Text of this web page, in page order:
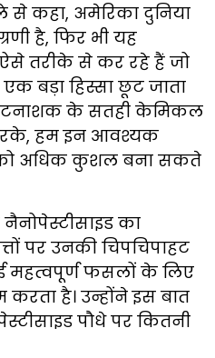
से कहा, अमेरिका दुनिया
है, फिर भी यह
तरीके से कर रहे हैं जो
बड़ा हिस्सा छूट जाता
के सतही केमिकल
हम इन आवश्यक
अधिक कुशल बना सकते
का
पर उनकी चिपचिपाहट
महत्वपूर्ण फसलों के लिए
है। उन्होंने इस बात
पौधे पर कितनी